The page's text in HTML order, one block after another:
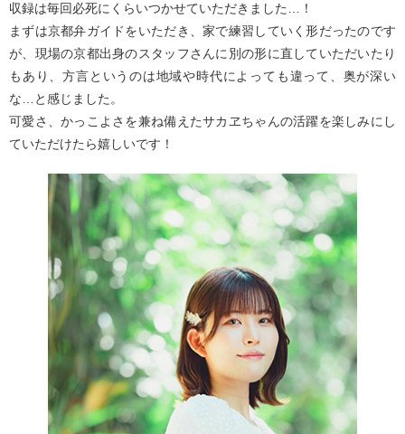
収録は毎回必死にくらいつかせていただきました…！
まずは京都弁ガイドをいただき、家で練習していく形だったのです
が、現場の京都出身のスタッフさんに別の形に直していただいたり
もあり、方言というのは地域や時代によっても違って、奥が深い
な…と感じました。
可愛さ、かっこよさを兼ね備えたサカヱちゃんの活躍を楽しみにし
ていただけたら嬉しいです！